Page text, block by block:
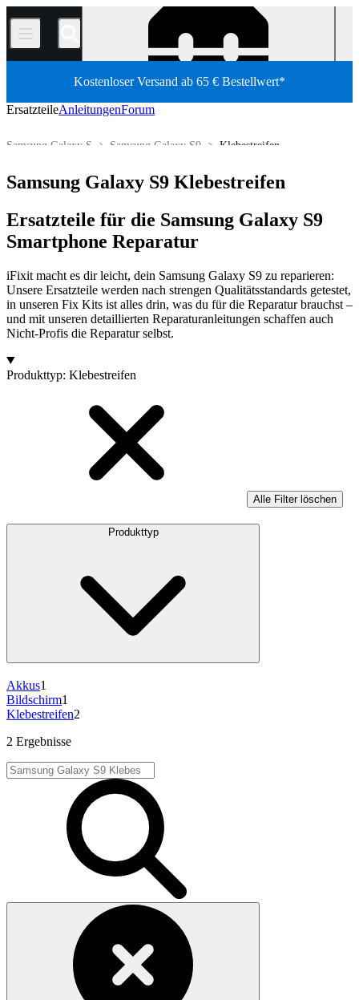
/
Kostenloser Versand ab 65 € Bestellwert*
ErsatzteileAnleitungenForum
Klebestreifen
Samsung Galaxy S9
Samsung Galaxy S
Samsung Galaxy S9 Klebestreifen
Ersatzteile für die Samsung Galaxy S9
Smartphone Reparatur
iFixit macht es dir leicht, dein Samsung Galaxy S9 zu reparieren:
Unsere Ersatzteile werden nach strengen Qualitätsstandards getestet,
in unseren Fix Kits ist alles drin, was du für die Reparatur brauchst –
und mit unseren detaillierten Reparaturanleitungen schaffen auch
Nicht-Profis die Reparatur selbst.
Produkte
Produkttyp: Klebestreifen
Alle Filter löschen
Produkttyp
Akkus1
Bildschirm1
Klebestreifen2
2 Ergebnisse